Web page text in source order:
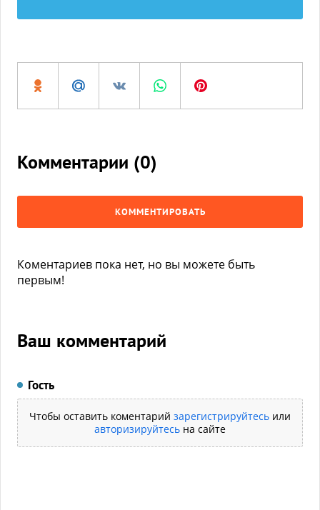
Комментарии (0)
КОММЕНТИРОВАТЬ
Коментариев пока нет, но вы можете быть
первым!
Ваш комментарий
Гость
Чтобы оставить коментарий зарегистрируйтесь или
авторизируйтесь на сайте